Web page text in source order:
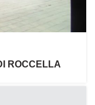
ROCCELLA